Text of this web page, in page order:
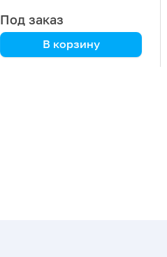
Под заказ
В корзину